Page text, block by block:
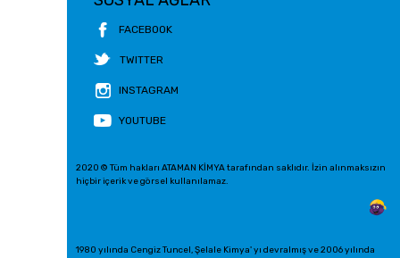
FACEBOOK
TWITTER
INSTAGRAM
YOUTUBE
2020 © Tüm hakları ATAMAN KİMYA tarafından saklıdır. İzin alınmaksızın
hiçbir içerik ve görsel kullanılamaz.
1980 yılında Cengiz Tuncel, Şelale Kimya' yı devralmış ve 2006 yılında